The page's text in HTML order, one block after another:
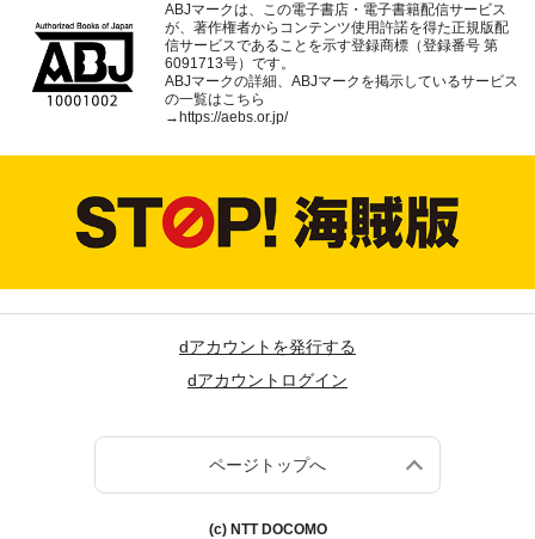
ABJマークは、この電子書店・電子書籍配信サービス
が、著作権者からコンテンツ使用許諾を得た正規版配
信サービスであることを示す登録商標（登録番号 第
6091713号）です。
ABJマークの詳細、ABJマークを掲示しているサービス
の一覧はこちら
→ https://aebs.or.jp/
dアカウントを発行する
dアカウントログイン
ページトップへ
(c) NTT DOCOMO